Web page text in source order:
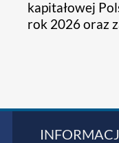
kapitałowej
rok 2026 oraz